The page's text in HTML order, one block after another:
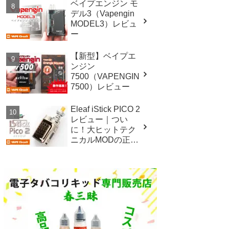
ベイプエンジン モ
デル3（Vapengin
MODEL3）レビュ
ー
【新型】ベイプエ
ンジン
7500（VAPENGIN
7500）レビュー
Eleaf iStick PICO 2
レビュー｜つい
に！大ヒットテク
ニカルMODの正統